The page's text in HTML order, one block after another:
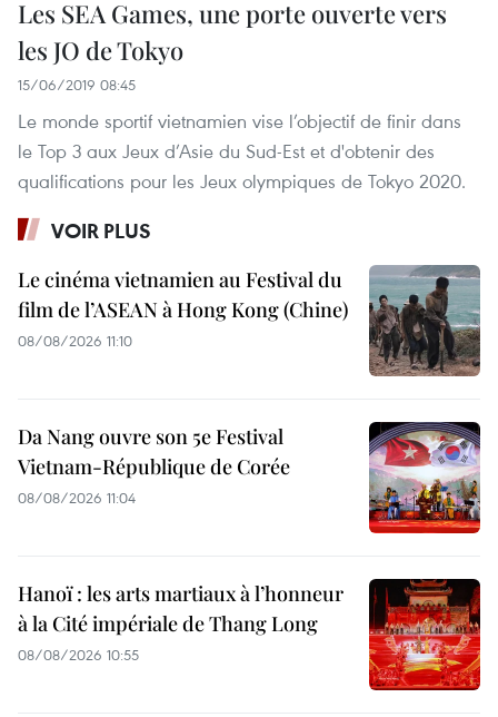
Les SEA Games, une porte ouverte vers
les JO de Tokyo
15/06/2019 08:45
Le monde sportif vietnamien vise l’objectif de finir dans
le Top 3 aux Jeux d’Asie du Sud-Est et d'obtenir des
qualifications pour les Jeux olympiques de Tokyo 2020.
VOIR PLUS
Le cinéma vietnamien au Festival du
film de l’ASEAN à Hong Kong (Chine)
08/08/2026 11:10
Da Nang ouvre son 5e Festival
Vietnam-République de Corée
08/08/2026 11:04
Hanoï : les arts martiaux à l’honneur
à la Cité impériale de Thang Long
08/08/2026 10:55